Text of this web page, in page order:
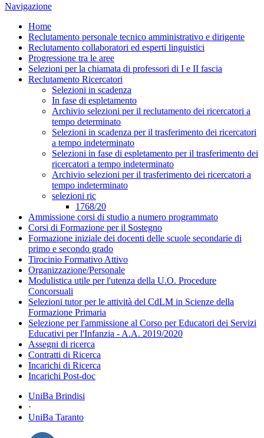
Navigazione
Home
Reclutamento personale tecnico amministrativo e dirigente
Reclutamento collaboratori ed esperti linguistici
Progressione tra le aree
Selezioni per la chiamata di professori di I e II fascia
Reclutamento Ricercatori
Selezioni in scadenza
In fase di espletamento
Archivio selezioni per il reclutamento dei ricercatori a
tempo determinato
Selezioni in scadenza per il trasferimento dei ricercatori
a tempo indeterminato
Selezioni in fase di espletamento per il trasferimento dei
ricercatori a tempo indeterminato
Archivio selezioni per il trasferimento dei ricercatori a
tempo indeterminato
selezioni ric
1768/20
Ammissione corsi di studio a numero programmato
Corsi di Formazione per il Sostegno
Formazione iniziale dei docenti delle scuole secondarie di
primo e secondo grado
Tirocinio Formativo Attivo
Organizzazione/Personale
Modulistica utile per l'utenza della U.O. Procedure
Concorsuali
Selezioni tutor per le attività del CdLM in Scienze della
Formazione Primaria
Selezione per l'ammissione al Corso per Educatori dei Servizi
Educativi per l'Infanzia - A.A. 2019/2020
Assegni di ricerca
Contratti di Ricerca
Incarichi di Ricerca
Incarichi Post-doc
UniBa Brindisi
·
UniBa Taranto